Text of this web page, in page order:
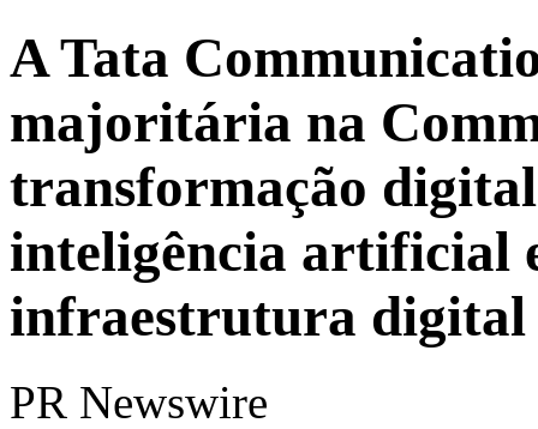
A Tata
majoritária na
transformação
inteligência artificial
infraestrutura digital
PR Newswire